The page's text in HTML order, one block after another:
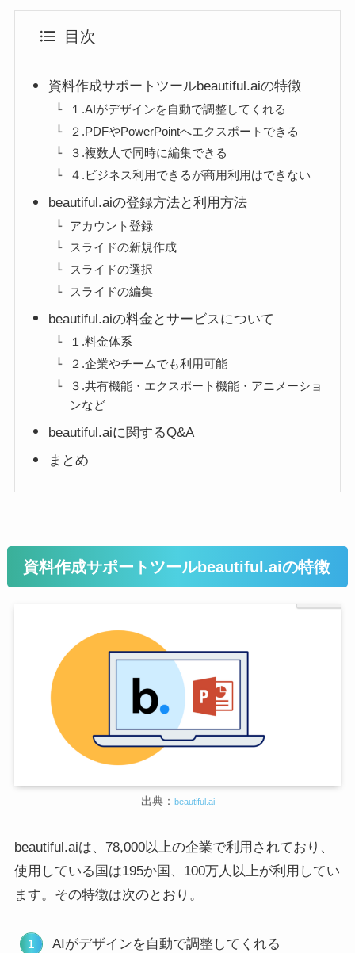
目次
資料作成サポートツールbeautiful.aiの特徴
１.AIがデザインを自動で調整してくれる
２.PDFやPowerPointへエクスポートできる
３.複数人で同時に編集できる
４.ビジネス利用できるが商用利用はできない
beautiful.aiの登録方法と利用方法
アカウント登録
スライドの新規作成
スライドの選択
スライドの編集
beautiful.aiの料金とサービスについて
１.料金体系
２.企業やチームでも利用可能
３.共有機能・エクスポート機能・アニメーショ
ンなど
beautiful.aiに関するQ&A
まとめ
資料作成サポートツールbeautiful.aiの特徴
出典： beautiful.ai
beautiful.aiは、78,000以上の企業で利用されており、
使用している国は195か国、100万人以上が利用してい
ます。その特徴は次のとおり。
AIがデザインを自動で調整してくれる